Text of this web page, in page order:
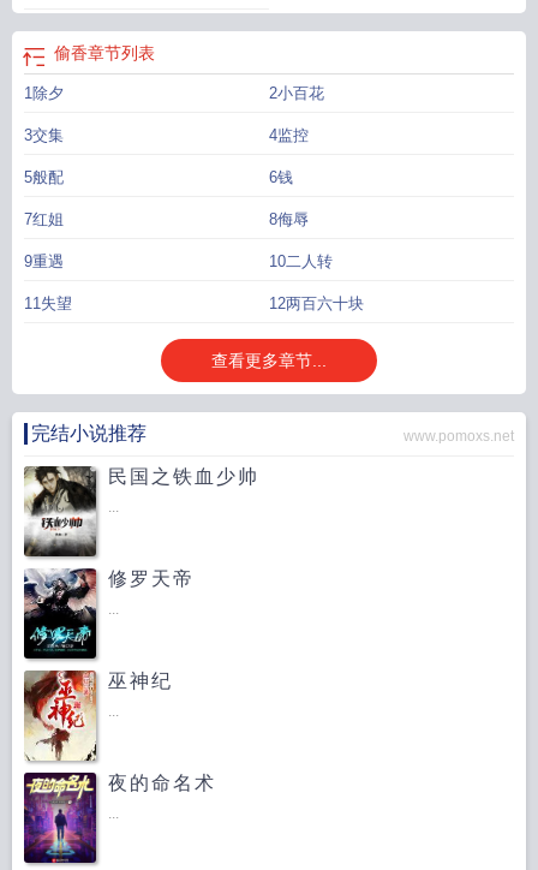
偷香章节列表
1除夕 2小百花
3交集 4监控
5般配 6钱
7红姐 8侮辱
9重遇 10二人转
11失望 12两百六十块
查看更多章节...
完结小说推荐 www.pomoxs.net
民国之铁血少帅
...
修罗天帝
...
巫神纪
...
夜的命名术
...